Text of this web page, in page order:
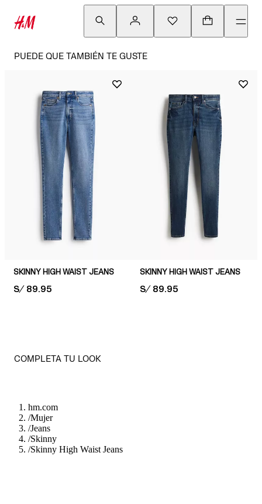
PUEDE QUE TAMBIÉN TE GUSTE
SKINNY HIGH WAIST JEANS
PRICE:
S/ 89.95
SKINNY HIGH WAIST JEANS
PRICE:
S/ 89.95
COMPLETA TU LOOK
hm.com
/Mujer
/Jeans
/Skinny
/Skinny High Waist Jeans